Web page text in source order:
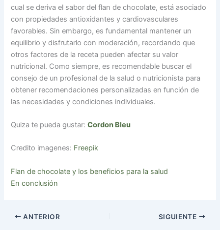
cual se deriva el sabor del flan de chocolate, está asociado
con propiedades antioxidantes y cardiovasculares
favorables. Sin embargo, es fundamental mantener un
equilibrio y disfrutarlo con moderación, recordando que
otros factores de la receta pueden afectar su valor
nutricional. Como siempre, es recomendable buscar el
consejo de un profesional de la salud o nutricionista para
obtener recomendaciones personalizadas en función de
las necesidades y condiciones individuales.
Quiza te pueda gustar:Cordon Bleu
Credito imagenes: Freepik
Flan de chocolate y los beneficios para la salud
En conclusión
ANTERIOR SIGUIENTE